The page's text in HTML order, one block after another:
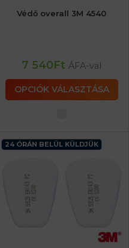
Védő overall 3M 4540
7 540Ft ÁFA-val
OPCIÓK VÁLASZTÁSA
24 ÓRÁN BELÜL KÜLDJÜK